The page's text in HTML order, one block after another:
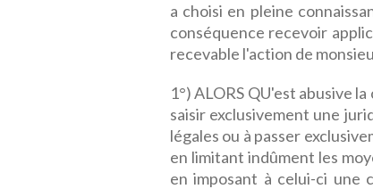
a choisi en pleine
conséquence recevoir
recevable l'action de
1°) ALORS QU'est abusive
saisir exclusivement une
légales ou à passer
en limitant indûment les
en imposant à celui-ci une